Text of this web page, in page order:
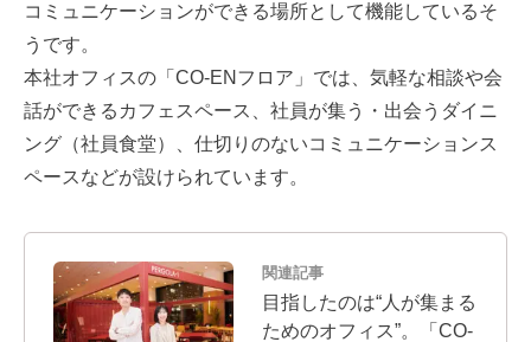
コミュニケーションができる場所として機能しているそ
うです。
本社オフィスの「CO-ENフロア」では、気軽な相談や会
話ができるカフェスペース、社員が集う・出会うダイニ
ング（社員食堂）、仕切りのないコミュニケーションス
ペースなどが設けられています。
関連記事
目指したのは“人が集まる
ためのオフィス”。「CO-